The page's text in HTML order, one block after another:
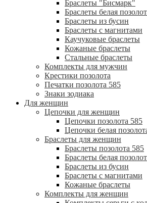
Браслеты "Бисмарк"
Браслеты белая
Браслеты из бусин
Браслеты с магнитами
Каучуковые браслеты
Кожаные браслеты
Стальные браслеты
Комплекты для мужчин
Крестики позолота
Печатки позолота 585
Знаки зодиака
Для женщин
Цепочки для женщин
Цепочки позолота 585
Цепочки белая
Браслеты для женщин
Браслеты позолота 585
Браслеты белая
Браслеты из бусин
Браслеты с магнитами
Кожаные браслеты
Комплекты для женщин